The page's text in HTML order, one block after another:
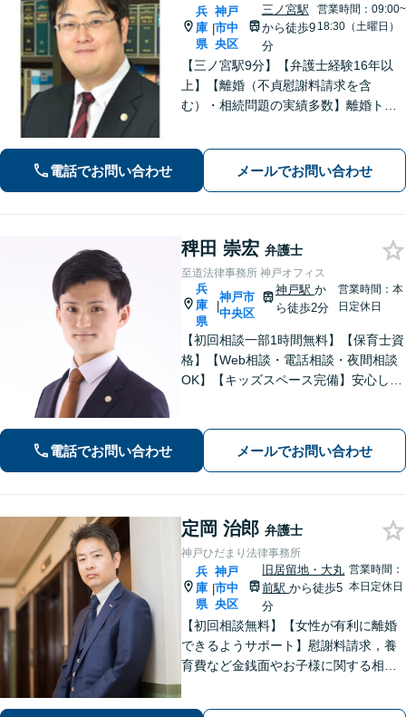
兵
庫
県
|
神戸
市中
央区
三ノ宮駅
から徒歩9
分
営業時間：09:00~
18:30（土曜日）
【三ノ宮駅9分】【弁護士経験16年以
上】【離婚（不貞慰謝料請求を含
む）・相続問題の実績多数】離婚トラ
く、依頼者が有利な条件で解決できる
対処法をご提案します。【初回相談無
電話でお問い合わせ メールでお問い合わせ
稗田 崇宏 弁護士
至道法律事務所 神戸オフィス
兵
庫
県
|
神戸市
中央区
神戸駅 か
ら徒歩2分
営業時間：本
日定休日
【初回相談一部1時間無料】【保育士資
格】【Web相談・電話相談・夜間相談
OK】【キッズスペース完備】安心して
も・熟年・不貞・モラハラ）◇相続
（限定承認等も）◇行政（いじめ・学
電話でお問い合わせ メールでお問い合わせ
定岡 治郎 弁護士
神戸ひだまり法律事務所
兵
庫
県
|
神戸
市中
央区
旧居留地・大丸
前駅から徒歩5
分
営業時間：
本日定休日
【初回相談無料】【女性が有利に離婚
できるようサポート】慰謝料請求，養
育費など金銭面やお子様に関する相談